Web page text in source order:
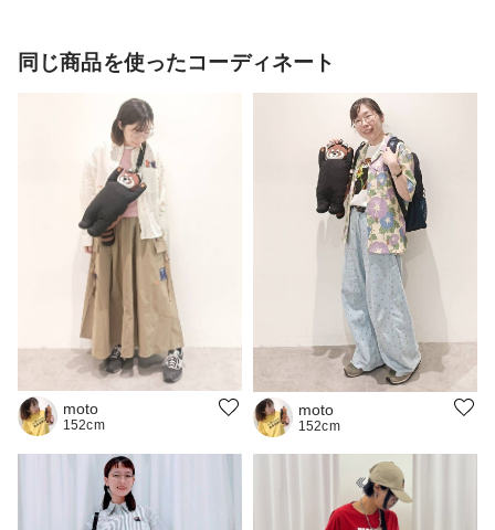
同じ商品を使ったコーディネート
moto
152cm
moto
152cm